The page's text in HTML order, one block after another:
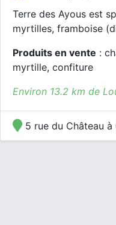
Terre des Ayous est
myrtilles, framboise
Produits en vente :
myrtille, confiture
Environ 13.2 km de
5 rue du Château